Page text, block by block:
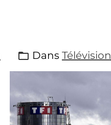
Dans Télévision